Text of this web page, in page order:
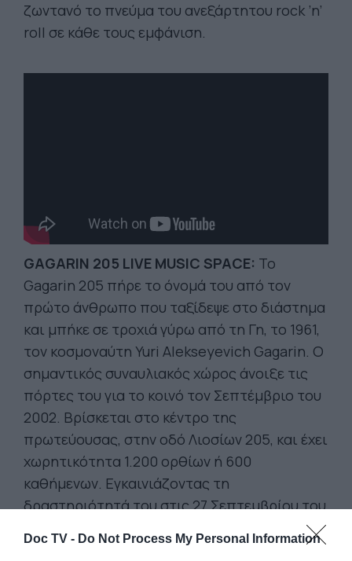
Doc TV - Do Not Process My Personal Information
ζωντανό το πνεύμα του ανεξάρτητου rock ’n’
roll σε κάθε τους εμφάνιση.
GAGARIN 205 LIVE MUSIC SPACE: Το
Gagarin 205 πήρε το όνομά του από τον
πρώτο άνθρωπο που ταξίδεψε στο διάστημα
και μπήκε σε τροχιά γύρω από τη Γη, το 1961,
τον κοσμοναύτη Yuri Alekseyevich Gagarin. Ο
σημαντικός συναυλιακός χώρος άνοιξε τις
πόρτες του για το κοινό τον Σεπτέμβριο του
2002. Βρίσκεται στο κέντρο της
πρωτεύουσας, στην οδό Λιοσίων 205, και έχει
χωρητικότητα 1.200 ορθίων ή 600
καθήμενων. Εγκαινιάζοντας τη
δραστηριότητά του στις 27 Σεπτεμβρίου του
2002, με την πρώτη σόλο εμφάνιση του Barry
Adamson στην Ελλάδα, το Gagarin 205 Live